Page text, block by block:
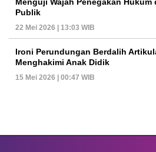
Publik
22 Mei 2026 | 13:03 WIB
Ironi Perundungan Berdalih
Menghakimi Anak Didik
15 Mei 2026 | 00:47 WIB